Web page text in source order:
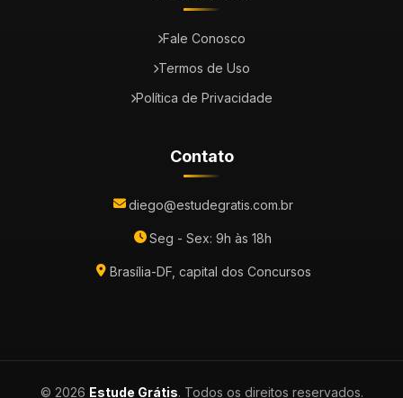
Fale Conosco
Termos de Uso
Política de Privacidade
Contato
diego@estudegratis.com.br
Seg - Sex: 9h às 18h
Brasília-DF, capital dos Concursos
© 2026 Estude Grátis. Todos os direitos reservados.